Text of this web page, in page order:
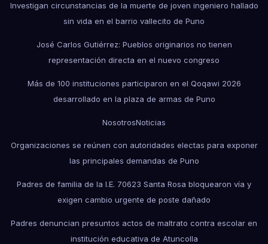
Investigan circunstancias de la muerte de joven ingeniero hallado
sin vida en el barrio vallecito de Puno
José Carlos Gutiérrez: Pueblos originarios no tienen
representación directa en el nuevo congreso
Más de 100 instituciones participaron en el Qoqawi 2026
desarrollado en la plaza de armas de Puno
NosotrosNoticias
Organizaciones se reúnen con autoridades electas para exponer
las principales demandas de Puno
Padres de familia de la I.E. 70623 Santa Rosa bloquearon vía y
exigen cambio urgente de poste dañado
Padres denuncian presuntos actos de maltrato contra escolar en
institución educativa de Atuncolla